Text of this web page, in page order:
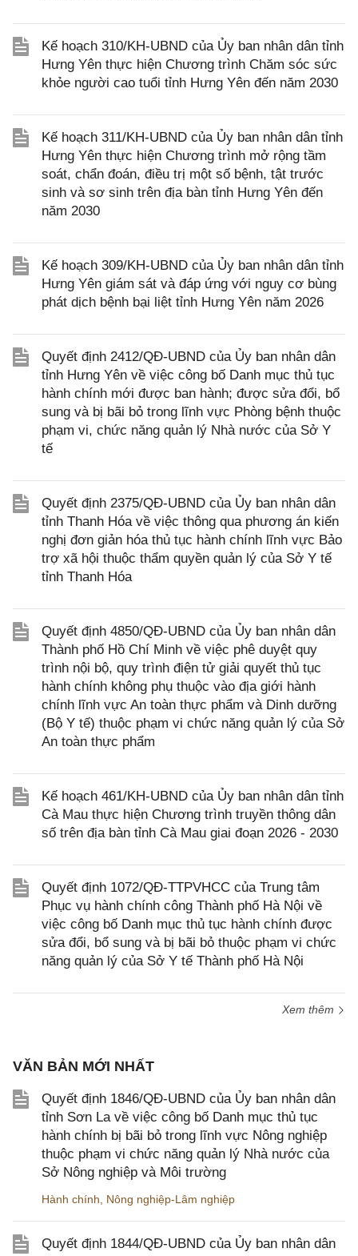
Kế hoạch 310/KH-UBND của Ủy ban nhân dân tỉnh
Hưng Yên thực hiện Chương trình Chăm sóc sức
khỏe người cao tuổi tỉnh Hưng Yên đến năm 2030
Kế hoạch 311/KH-UBND của Ủy ban nhân dân tỉnh
Hưng Yên thực hiện Chương trình mở rộng tầm
soát, chẩn đoán, điều trị một số bệnh, tật trước
sinh và sơ sinh trên địa bàn tỉnh Hưng Yên đến
năm 2030
Kế hoạch 309/KH-UBND của Ủy ban nhân dân tỉnh
Hưng Yên giám sát và đáp ứng với nguy cơ bùng
phát dịch bệnh bại liệt tỉnh Hưng Yên năm 2026
Quyết định 2412/QĐ-UBND của Ủy ban nhân dân
tỉnh Hưng Yên về việc công bố Danh mục thủ tục
hành chính mới được ban hành; được sửa đổi, bổ
sung và bị bãi bỏ trong lĩnh vực Phòng bệnh thuộc
phạm vi, chức năng quản lý Nhà nước của Sở Y
tế
Quyết định 2375/QĐ-UBND của Ủy ban nhân dân
tỉnh Thanh Hóa về việc thông qua phương án kiến
nghị đơn giản hóa thủ tục hành chính lĩnh vực Bảo
trợ xã hội thuộc thẩm quyền quản lý của Sở Y tế
tỉnh Thanh Hóa
Quyết định 4850/QĐ-UBND của Ủy ban nhân dân
Thành phố Hồ Chí Minh về việc phê duyệt quy
trình nội bộ, quy trình điện tử giải quyết thủ tục
hành chính không phụ thuộc vào địa giới hành
chính lĩnh vực An toàn thực phẩm và Dinh dưỡng
(Bộ Y tế) thuộc phạm vi chức năng quản lý của Sở
An toàn thực phẩm
Kế hoạch 461/KH-UBND của Ủy ban nhân dân tỉnh
Cà Mau thực hiện Chương trình truyền thông dân
số trên địa bàn tỉnh Cà Mau giai đoạn 2026 - 2030
Quyết định 1072/QĐ-TTPVHCC của Trung tâm
Phục vụ hành chính công Thành phố Hà Nội về
việc công bố Danh mục thủ tục hành chính được
sửa đổi, bổ sung và bị bãi bỏ thuộc phạm vi chức
năng quản lý của Sở Y tế Thành phố Hà Nội
Xem thêm
VĂN BẢN MỚI NHẤT
Quyết định 1846/QĐ-UBND của Ủy ban nhân dân
tỉnh Sơn La về việc công bố Danh mục thủ tục
hành chính bị bãi bỏ trong lĩnh vực Nông nghiệp
thuộc phạm vi chức năng quản lý Nhà nước của
Sở Nông nghiệp và Môi trường
Hành chính Nông nghiệp-Lâm nghiệp
Quyết định 1844/QĐ-UBND của Ủy ban nhân dân